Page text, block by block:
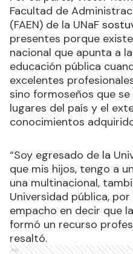
Facultad de
(FAEN) de la UNaF
presentes porque
nacional que apunta a
educación pública
excelentes
sino formoseños que
lugares del país y el
conocimientos
“Soy egresado de la
que mis hijos, tengo a
una multinacional,
Universidad pública,
empacho en decir que
formó un recurso
resaltó.
Ads